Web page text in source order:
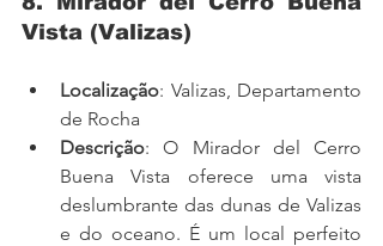
Vista (Valizas)
Localização: Valizas, Departamento
de Rocha
Descrição: O Mirador del Cerro
Buena Vista oferece uma vista
deslumbrante das dunas de Valizas
e do oceano. É um local perfeito